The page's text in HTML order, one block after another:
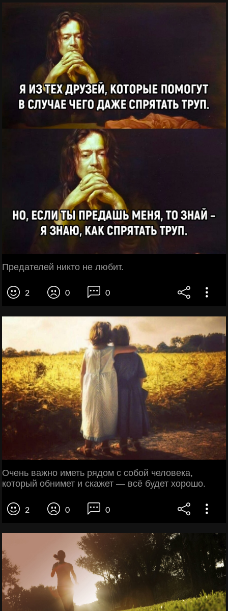
Предателей никто не любит.
2 0 0
Очень важно иметь рядом с собой человека,
который обнимет и скажет — всё будет хорошо.
2 0 0